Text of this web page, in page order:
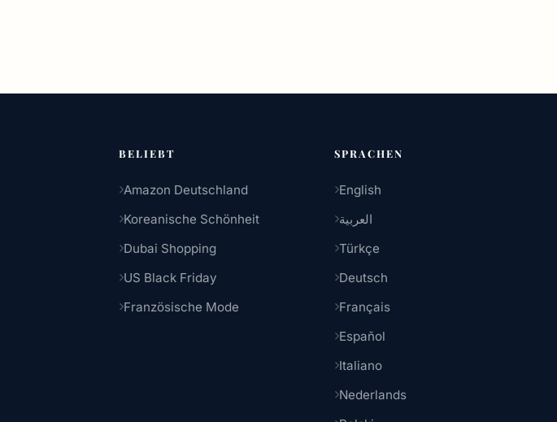
BELIEBT
Amazon Deutschland
Koreanische Schönheit
Dubai Shopping
US Black Friday
Französische Mode
SPRACHEN
English
العربية
Türkçe
Deutsch
Français
Español
Italiano
Nederlands